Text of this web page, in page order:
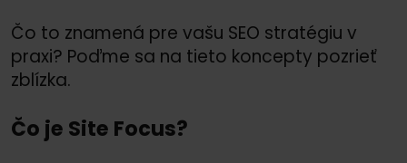
Čo to znamená pre vašu SEO stratégiu v
praxi? Poďme sa na tieto koncepty pozrieť
zblízka.
Čo je Site Focus?